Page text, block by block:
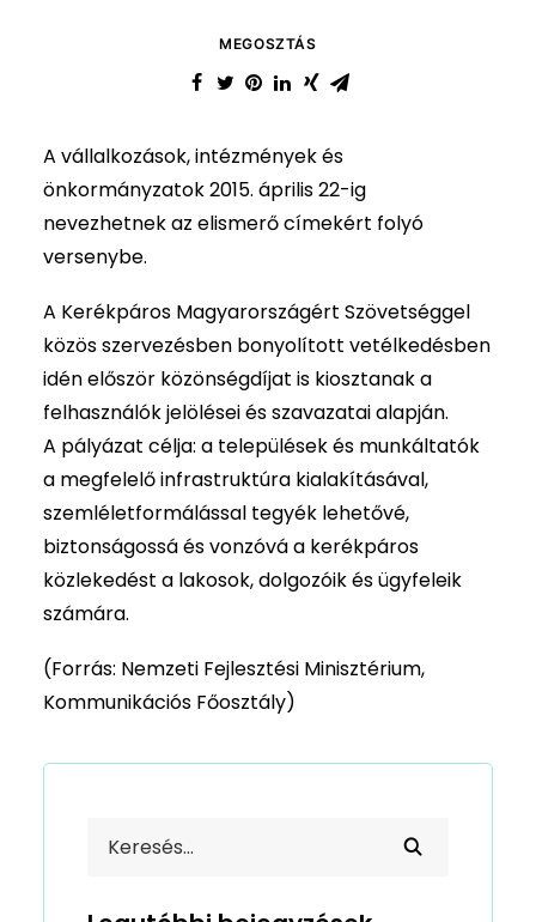
MEGOSZTÁS
A vállalkozások, intézmények és
önkormányzatok 2015. április 22-ig
nevezhetnek az elismerő címekért folyó
versenybe.
A Kerékpáros Magyarországért Szövetséggel
közös szervezésben bonyolított vetélkedésben
idén először közönségdíjat is kiosztanak a
felhasználók jelölései és szavazatai alapján.
A pályázat célja: a települések és munkáltatók
a megfelelő infrastruktúra kialakításával,
szemléletformálással tegyék lehetővé,
biztonságossá és vonzóvá a kerékpáros
közlekedést a lakosok, dolgozóik és ügyfeleik
számára.
(Forrás: Nemzeti Fejlesztési Minisztérium,
Kommunikációs Főosztály)